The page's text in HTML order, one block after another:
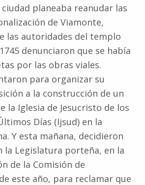
planeaba reanudar las
de Viamonte,
las autoridades del templo
denunciaron que se había
por las obras viales.
para organizar su
a la construcción de un
la Iglesia de Jesucristo de los
Días (Ijsud) en la
Y esta mañana, decidieron
la Legislatura porteña, en la
de la Comisión de
este año, para reclamar que